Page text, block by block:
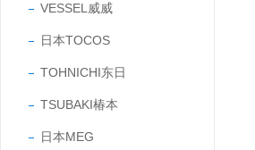
VESSEL威威
日本TOCOS
TOHNICHI东日
TSUBAKI椿本
日本MEG